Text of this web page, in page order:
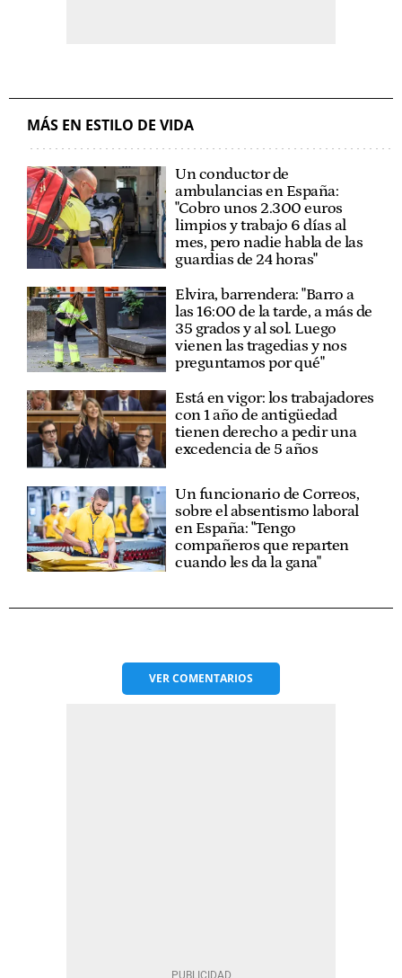
MÁS EN ESTILO DE VIDA
Un conductor de
ambulancias en España:
"Cobro unos 2.300 euros
limpios y trabajo 6 días al
mes, pero nadie habla de las
guardias de 24 horas"
Elvira, barrendera: "Barro a
las 16:00 de la tarde, a más de
35 grados y al sol. Luego
vienen las tragedias y nos
preguntamos por qué"
Está en vigor: los trabajadores
con 1 año de antigüedad
tienen derecho a pedir una
excedencia de 5 años
Un funcionario de Correos,
sobre el absentismo laboral
en España: "Tengo
compañeros que reparten
cuando les da la gana"
VERCOMENTARIOS